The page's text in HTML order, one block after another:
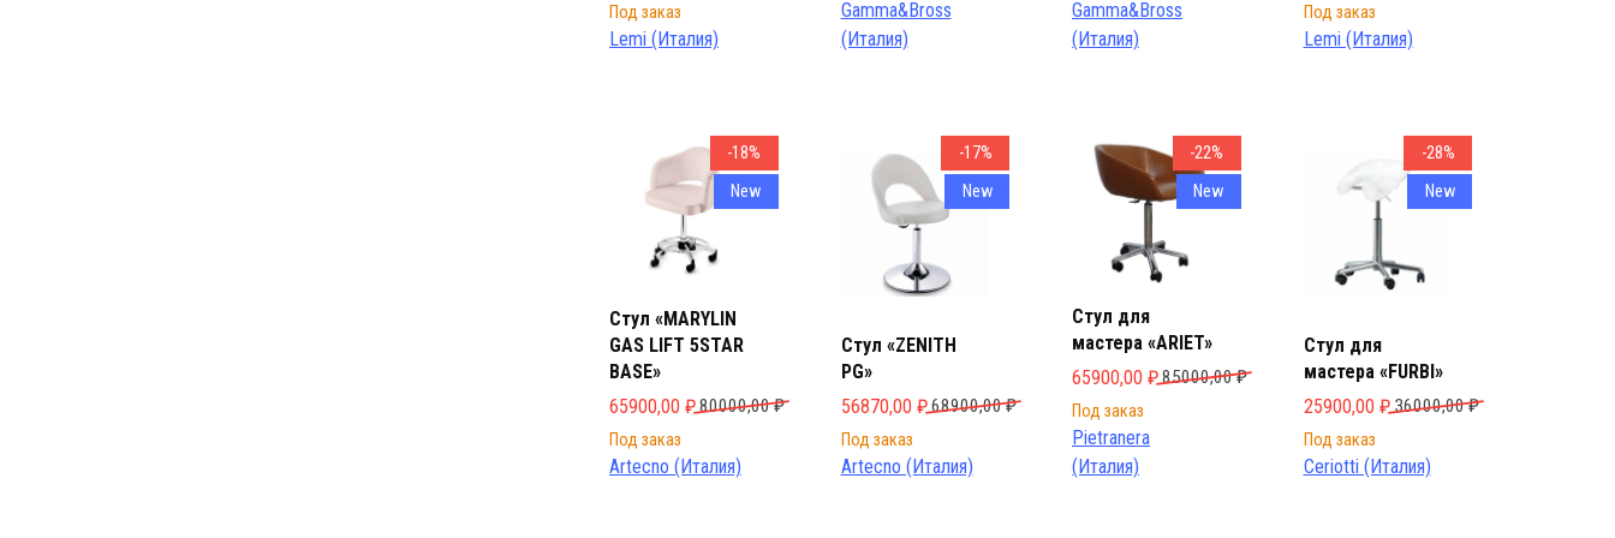
Под заказ
Lemi (Италия)
Gamma&Bross
(Италия)
Gamma&Bross
(Италия)
Под заказ
Lemi (Италия)
-18%
New
Стул «MARYLIN
GAS LIFT 5STAR
BASE»
80000,00₽
Первоначальная цена составляла 80000,00 ₽.
65900,00 ₽
Текущая цена: 65900,00 ₽.
Под заказ
Artecno (Италия)
-17%
New
Стул «ZENITH
PG»
68900,00₽
Первоначальная цена составляла 68900,00 ₽.
56870,00 ₽
Текущая цена: 56870,00 ₽.
Под заказ
Artecno (Италия)
-22%
New
Стул для
мастера «ARIET»
85000,00₽
Первоначальная цена составляла 85000,00 ₽.
65900,00 ₽
Текущая цена: 65900,00 ₽.
Под заказ
Pietranera
(Италия)
-28%
New
Стул для
мастера «FURBI»
36000,00₽
Первоначальная цена составляла
25900,00 ₽
Текущая цена: 25900,00 ₽.
Под заказ
Ceriotti (Италия)